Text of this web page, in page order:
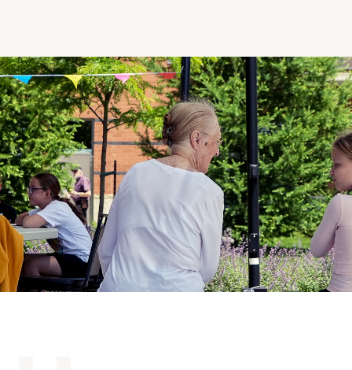
Comprendre les coûts
Les 6 étapes de décision
Votre arrivée en résidence
Témoignages
Ce qui est inclus
Votre appartement
Aires communes
Activités
Commerces intégrés
Services optionnels